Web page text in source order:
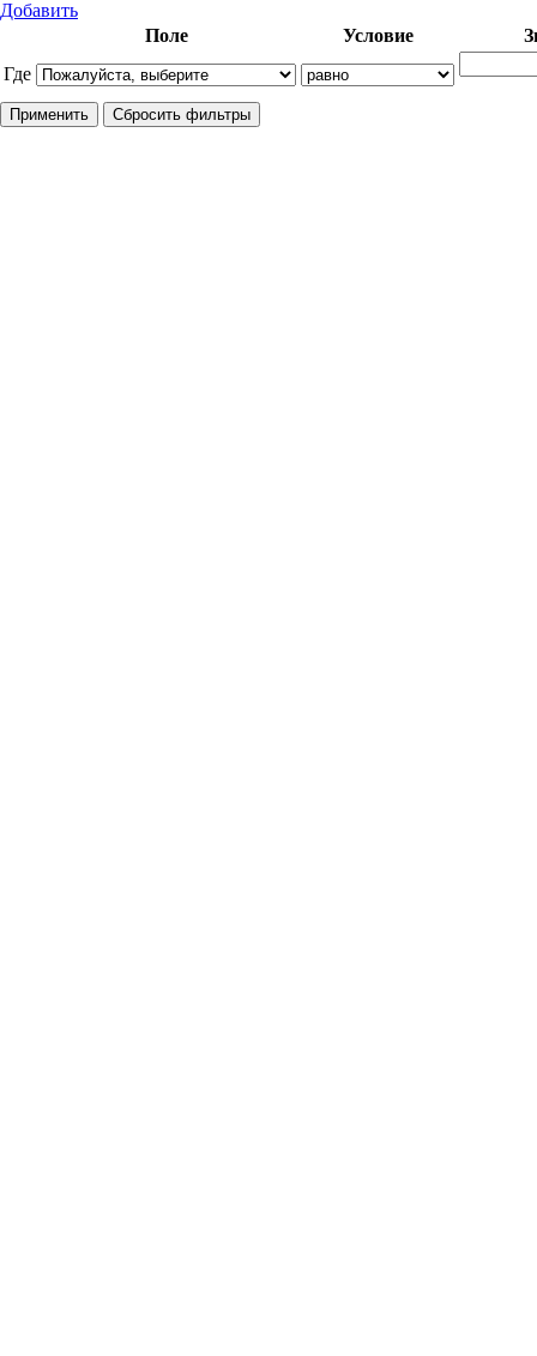
Добавить
Где
Поле Условие